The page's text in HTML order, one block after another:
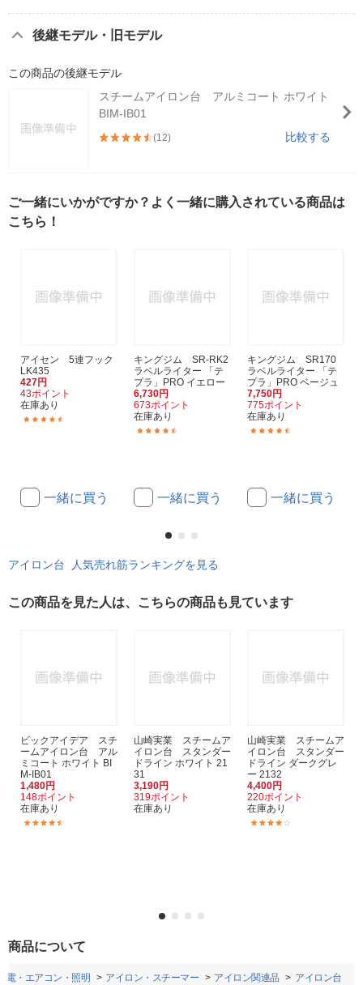
後継モデル・旧モデル
この商品の後継モデル
スチームアイロン台 アルミコート ホワイト
BIM-IB01
(12) 比較する
ご一緒にいかがですか？よく一緒に購入されている商品は
こちら！
アイセン 5連フック
LK435
427円
43ポイント
在庫あり
一緒に買う
キングジム SR-RK2
ラベルライター 「テ
プラ」PRO イエロー
6,730円
673ポイント
在庫あり
一緒に買う
キングジム SR170
ラベルライター 「テ
プラ」PRO ベージュ
7,750円
775ポイント
在庫あり
一緒に買う
アイロン台 人気売れ筋ランキングを見る
この商品を見た人は、こちらの商品も見ています
ビックアイデア スチ
ームアイロン台 アル
ミコート ホワイト BI
M-IB01
1,480円
148ポイント
在庫あり
山崎実業 スチームア
イロン台 スタンダー
ドライン ホワイト 21
31
3,190円
319ポイント
在庫あり
山崎実業 スチームア
イロン台 スタンダー
ドライン ダークグレ
ー 2132
4,400円
220ポイント
在庫あり
商品について
電・エアコン・照明 アイロン・スチーマー アイロン関連品 アイロン台